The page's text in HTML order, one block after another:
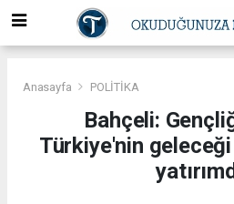
Anasayfa POLİTİKA
Bahçeli:
Türkiye'nin